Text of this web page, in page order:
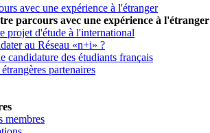
avec une expérience à l'étranger
parcours avec une expérience à l'étranger
projet d'étude à l'international
au Réseau «n+i» ?
candidature des étudiants français
partenaires
membres